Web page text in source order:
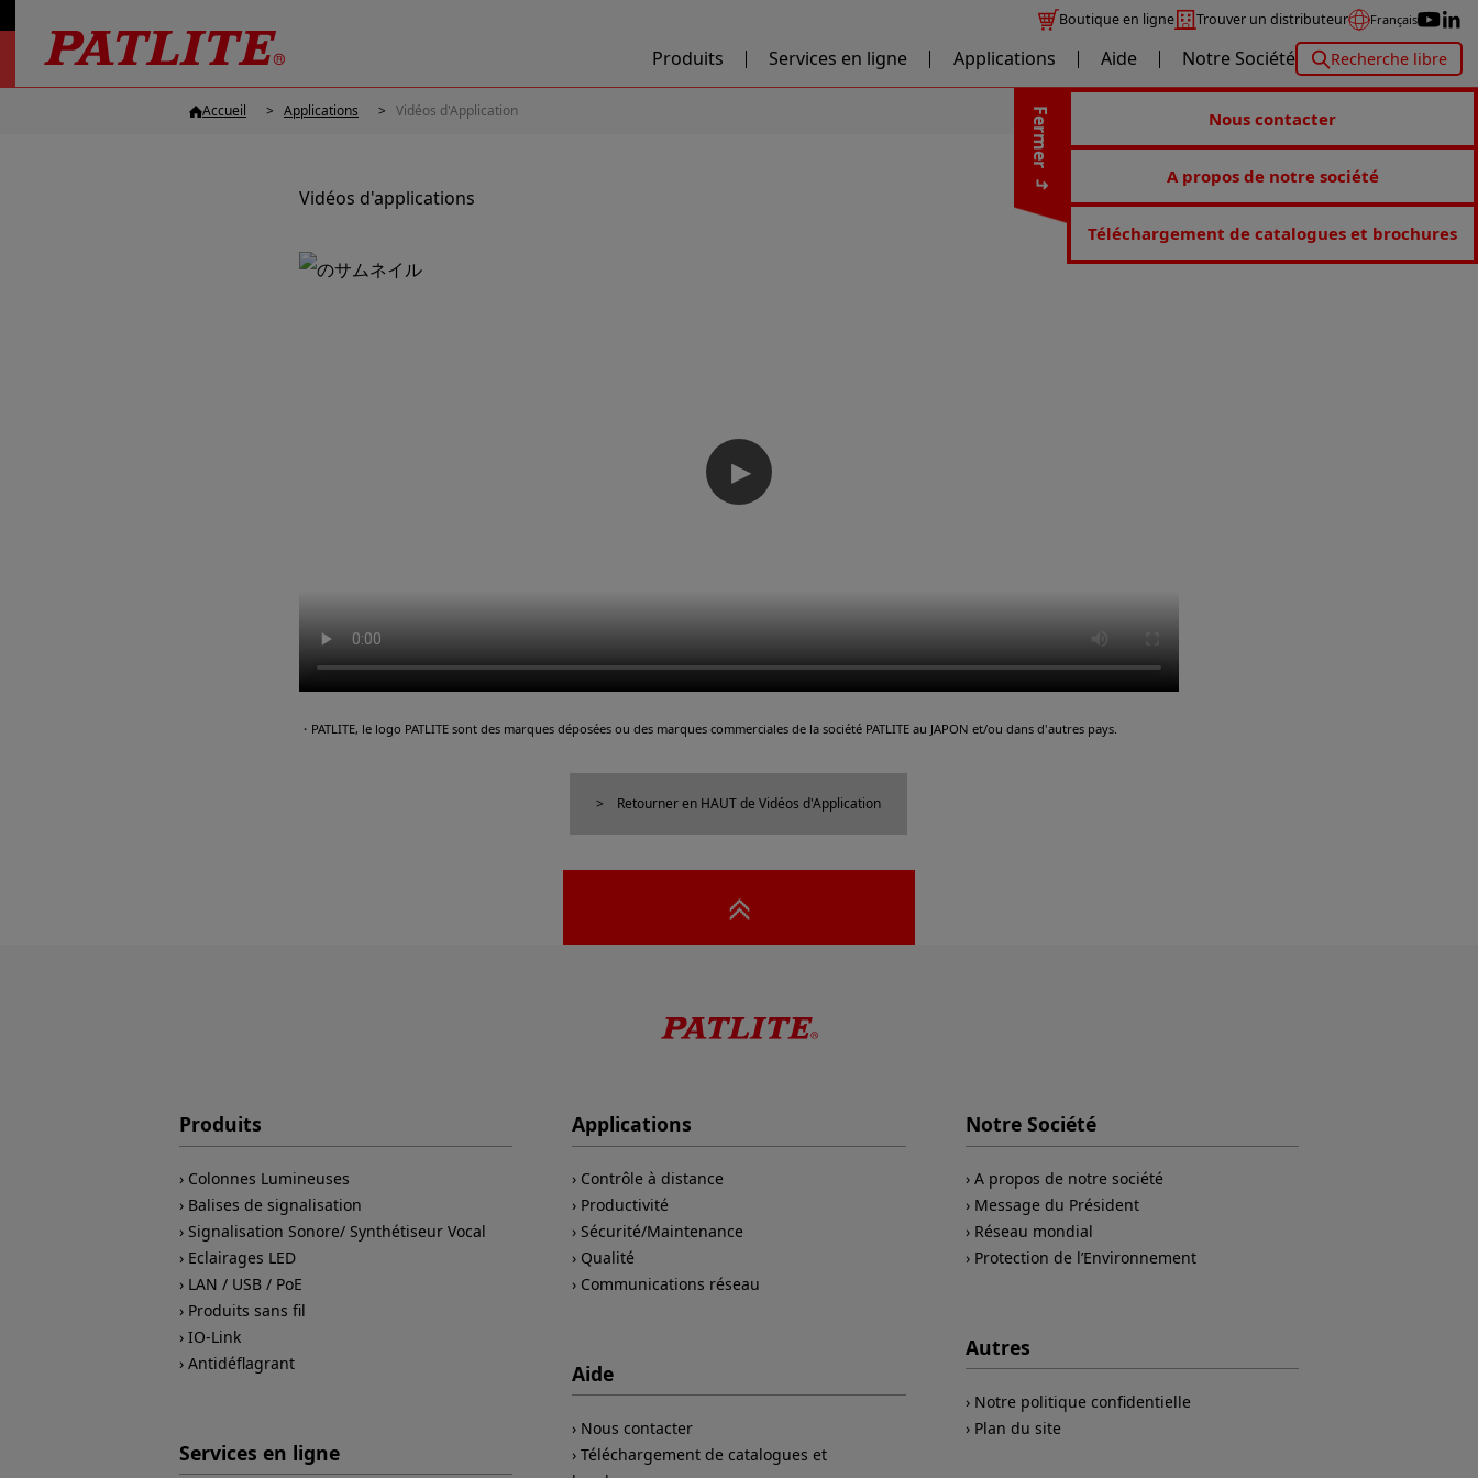
Boutique en ligne Trouver un distributeur Français
Produits Services en ligne Applications Aide Notre Société Recherche libre
Fermer Nous contacter
A propos de notre société
Téléchargement de catalogues et brochures
Accueil Applications Vidéos d'Application
Vidéos d'applications
▶
・PATLITE, le logo PATLITE sont des marques déposées ou des marques commerciales de la société PATLITE au JAPON et/ou dans d'autres pays.
Retourner en HAUT de Vidéos d'Application
Produits
Colonnes Lumineuses
Balises de signalisation
Signalisation Sonore/ Synthétiseur Vocal
Eclairages LED
LAN / USB / PoE
Produits sans fil
IO-Link
Antidéflagrant
Services en ligne
Applications
Contrôle à distance
Productivité
Sécurité/Maintenance
Qualité
Communications réseau
Aide
Nous contacter
Téléchargement de catalogues et
Notre Société
A propos de notre société
Message du Président
Réseau mondial
Protection de l’Environnement
Autres
Notre politique confidentielle
Plan du site